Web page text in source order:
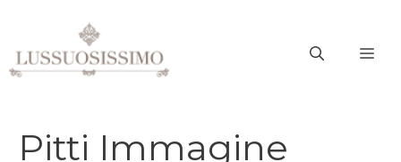
contenuto
Pitti Immagine